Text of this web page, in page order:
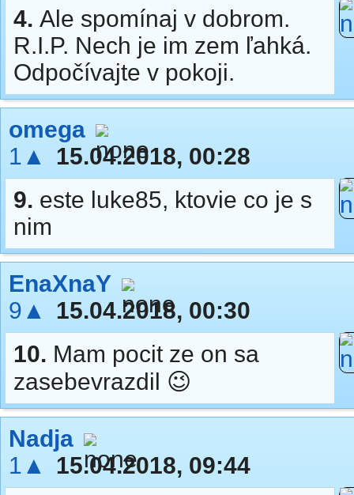
4. Ale spomínaj v dobrom.
R.I.P. Nech je im zem ľahká.
Odpočívajte v pokoji.
omega
1▲
15.04.2018, 00:28
9. este luke85, ktovie co je s
nim
EnaXnaY
9▲
15.04.2018, 00:30
10. Mam pocit ze on sa
zasebevrazdil 😉
Nadja
1▲
15.04.2018, 09:44